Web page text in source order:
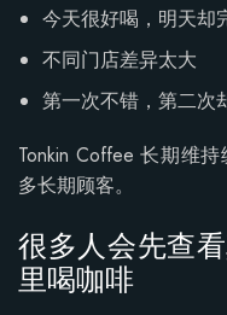
今天很好喝，明天却
不同门店差异太大
第一次不错，第二次
Tonkin Coffee 长期维
多长期顾客。
很多人会先查
里喝咖啡